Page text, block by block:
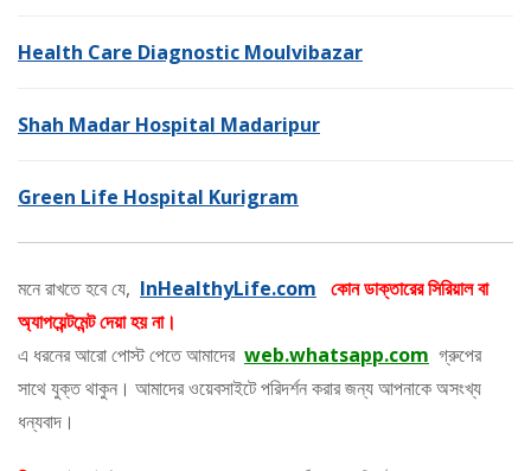
Health Care Diagnostic Moulvibazar
Shah Madar Hospital Madaripur
Green Life Hospital Kurigram
মনে রাখতে হবে যে, InHealthyLife.com কোন ডাক্তারের সিরিয়াল বা
অ্যাপয়েন্টমেন্ট দেয়া হয় না।
এ ধরনের আরো পোস্ট পেতে আমাদের web.whatsapp.com গ্রুপের
সাথে যুক্ত থাকুন। আমাদের ওয়েবসাইটে পরিদর্শন করার জন্য আপনাকে অসংখ্য
ধন্যবাদ।